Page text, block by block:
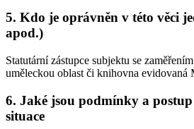
5. Kdo je oprávněn v této věci
apod.)
Statutární zástupce subjektu se
uměleckou oblast či knihovna evidovaná
6. Jaké jsou podmínky a
situace